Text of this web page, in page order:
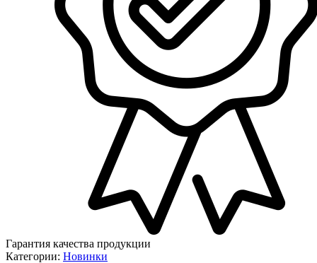
Гарантия качества продукции
Категории: Новинки